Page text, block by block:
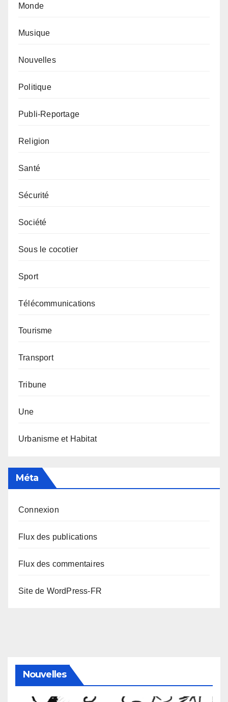
Monde
Musique
Nouvelles
Politique
Publi-Reportage
Religion
Santé
Sécurité
Société
Sous le cocotier
Sport
Télécommunications
Tourisme
Transport
Tribune
Une
Urbanisme et Habitat
Méta
Connexion
Flux des publications
Flux des commentaires
Site de WordPress-FR
Nouvelles